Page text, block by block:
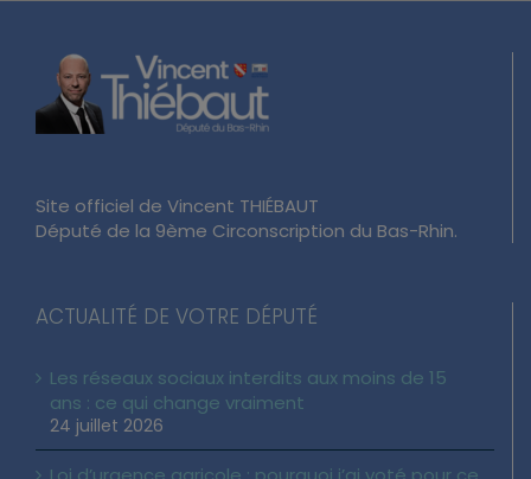
Site officiel de Vincent THIÉBAUT
Député de la 9ème Circonscription du Bas-Rhin.
ACTUALITÉ DE VOTRE DÉPUTÉ
Les réseaux sociaux interdits aux moins de 15
ans : ce qui change vraiment
24 juillet 2026